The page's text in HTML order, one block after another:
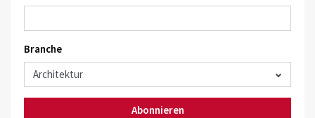
Branche
Abonnieren